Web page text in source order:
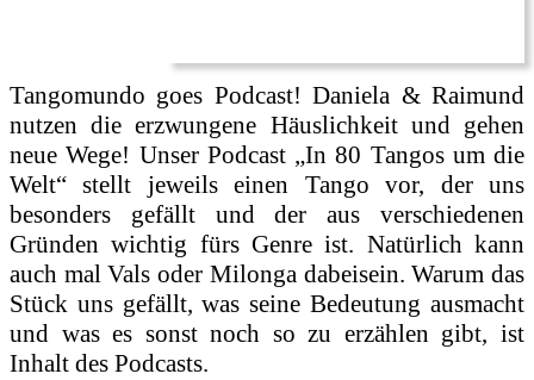
Tangomundo goes Podcast! Daniela & Raimund
nutzen die erzwungene Häuslichkeit und gehen
neue Wege! Unser Podcast „In 80 Tangos um die
Welt“ stellt jeweils einen Tango vor, der uns
besonders gefällt und der aus verschiedenen
Gründen wichtig fürs Genre ist. Natürlich kann
auch mal Vals oder Milonga dabeisein. Warum das
Stück uns gefällt, was seine Bedeutung ausmacht
und was es sonst noch so zu erzählen gibt, ist
Inhalt des Podcasts.